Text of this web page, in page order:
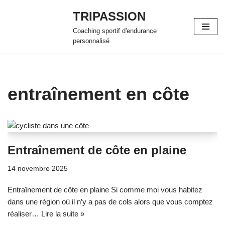
TRIPASSION
Coaching sportif d'endurance
personnalisé
entraînement en côte
Entraînement de côte en plaine
14 novembre 2025
Entraînement de côte en plaine Si comme moi vous habitez
dans une région où il n’y a pas de cols alors que vous comptez
réaliser… Lire la suite »